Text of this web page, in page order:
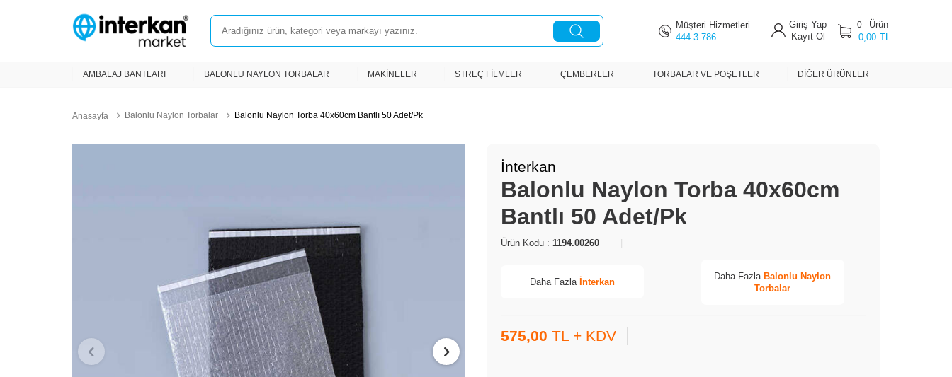
Müşteri Hizmetleri
444 3 786
Giriş Yap
Kayıt Ol
0
Ürün
0,00 TL
AMBALAJ BANTLARI BALONLU NAYLON TORBALAR MAKINELER STREÇ FILMLER ÇEMBERLER TORBALAR VE POŞETLER DIĞER ÜRÜNLER
Anasayfa Balonlu Naylon Torbalar Balonlu Naylon Torba 40x60cm Bantlı 50 Adet/Pk
İnterkan
Balonlu Naylon Torba 40x60cm
Bantlı 50 Adet/Pk
Ürün Kodu : 1194.00260 |
Daha Fazla İnterkan
Daha FazlaBalonlu Naylon
Torbalar
575,00 TL + KDV